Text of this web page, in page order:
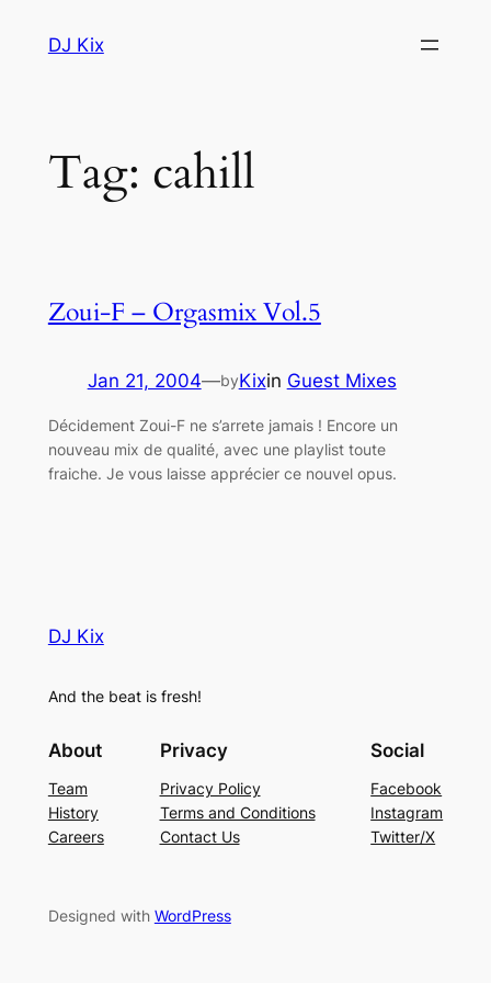
DJ Kix
Tag: cahill
Zoui-F – Orgasmix Vol.5
Jan 21, 2004—byKixin Guest Mixes
Décidement Zoui-F ne s’arrete jamais ! Encore un
nouveau mix de qualité, avec une playlist toute
fraiche. Je vous laisse apprécier ce nouvel opus.
DJ Kix
And the beat is fresh!
About
Team
History
Careers
Privacy
Privacy Policy
Terms and Conditions
Contact Us
Social
Facebook
Instagram
Twitter/X
Designed with WordPress